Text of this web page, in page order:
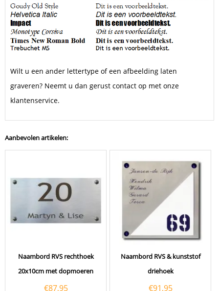
Wilt u een ander lettertype of een afbeelding laten
graveren? Neemt u dan gerust contact op met onze
klantenservice.
Aanbevolen artikelen:
Naambord RVS rechthoek
20x10cm met dopmoeren
€87,95
Naambord RVS & kunststof
driehoek
€91,95